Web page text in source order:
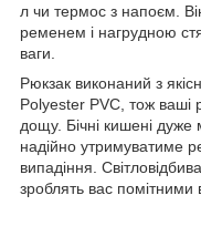
л чи термос з напоєм.
ременем і нагрудною
ваги.
Рюкзак виконаний з
Polyester PVC, тож ваші
дощу. Бічні кишені дуже
надійно утримуватиме
випадіння.
зроблять вас помітними